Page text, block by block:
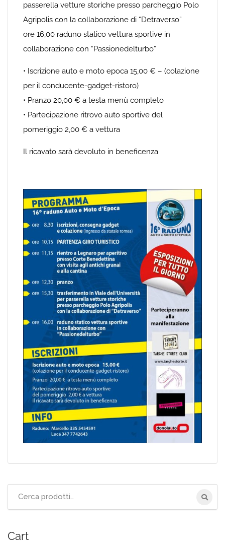
passerella vetture storiche presso parcheggio Polo
Agripolis con la collaborazione di “Detraverso”
ore 16,00 raduno statico vettura sportive in
collaborazione con “Passionedelturbo”
• Iscrizione auto e moto epoca 15,00 € – (colazione
per il conducente-gadget-ristoro)
• Pranzo 20,00 € a testa menù completo
• Partecipazione ritrovo auto sportive del
pomeriggio 2,00 € a vettura
Il ricavato sarà devoluto in beneficenza
Cart